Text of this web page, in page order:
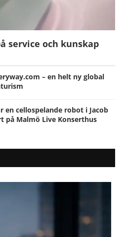
service och kunskap
– en helt ny global
en cellospelande robot i Jacob
på Malmö Live Konserthus